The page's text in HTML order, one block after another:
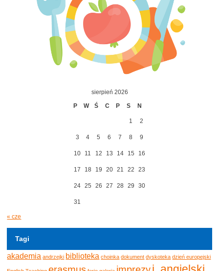
sierpień 2026
P
W Ś C P S N
1 2
3 4 5 6 7 8 9
10 11 12 13 14 15 16
17 18 19 20 21 22 23
24 25 26 27 28 29 30
31
« cze
Tagi
akademia andrzejki biblioteka choinka dokument dyskoteka dzień europejski